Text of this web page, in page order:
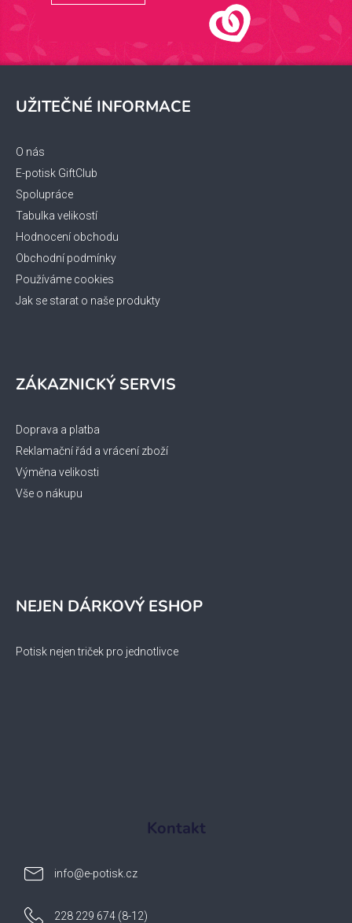
UŽITEČNÉ INFORMACE
O nás
E-potisk GiftClub
Spolupráce
Tabulka velikostí
Hodnocení obchodu
Obchodní podmínky
Používáme cookies
Jak se starat o naše produkty
ZÁKAZNICKÝ SERVIS
Doprava a platba
Reklamační řád a vrácení zboží
Výměna velikosti
Vše o nákupu
NEJEN DÁRKOVÝ ESHOP
Potisk nejen triček pro jednotlivce
Kontakt
info@e-potisk.cz
228 229 674 (8-12)